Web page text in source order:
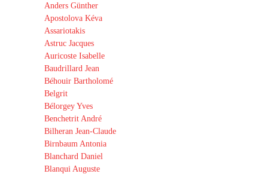
Anders Günther
Apostolova Kéva
Assariotakis
Astruc Jacques
Auricoste Isabelle
Baudrillard Jean
Béhouir Bartholomé
Belgrit
Bélorgey Yves
Benchetrit André
Bilheran Jean-Claude
Birnbaum Antonia
Blanchard Daniel
Blanqui Auguste